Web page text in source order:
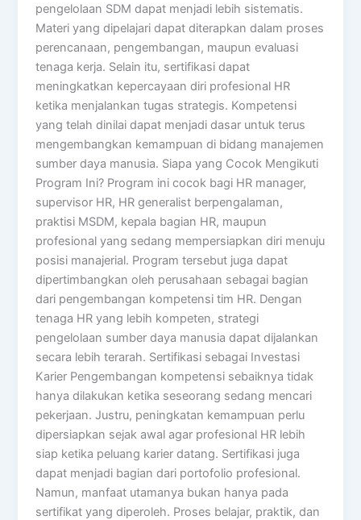
pengelolaan SDM dapat menjadi lebih sistematis.
Materi yang dipelajari dapat diterapkan dalam proses
perencanaan, pengembangan, maupun evaluasi
tenaga kerja. Selain itu, sertifikasi dapat
meningkatkan kepercayaan diri profesional HR
ketika menjalankan tugas strategis. Kompetensi
yang telah dinilai dapat menjadi dasar untuk terus
mengembangkan kemampuan di bidang manajemen
sumber daya manusia. Siapa yang Cocok Mengikuti
Program Ini? Program ini cocok bagi HR manager,
supervisor HR, HR generalist berpengalaman,
praktisi MSDM, kepala bagian HR, maupun
profesional yang sedang mempersiapkan diri menuju
posisi manajerial. Program tersebut juga dapat
dipertimbangkan oleh perusahaan sebagai bagian
dari pengembangan kompetensi tim HR. Dengan
tenaga HR yang lebih kompeten, strategi
pengelolaan sumber daya manusia dapat dijalankan
secara lebih terarah. Sertifikasi sebagai Investasi
Karier Pengembangan kompetensi sebaiknya tidak
hanya dilakukan ketika seseorang sedang mencari
pekerjaan. Justru, peningkatan kemampuan perlu
dipersiapkan sejak awal agar profesional HR lebih
siap ketika peluang karier datang. Sertifikasi juga
dapat menjadi bagian dari portofolio profesional.
Namun, manfaat utamanya bukan hanya pada
sertifikat yang diperoleh. Proses belajar, praktik, dan